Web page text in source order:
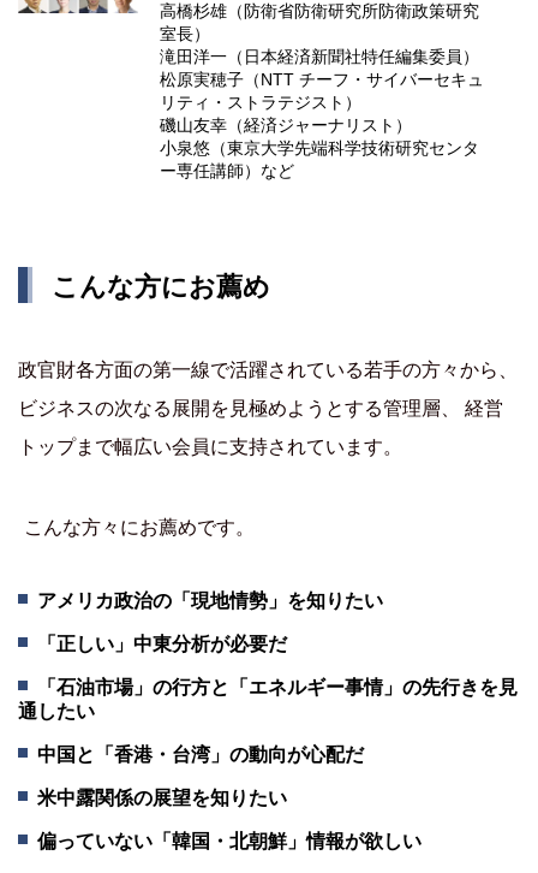
高橋杉雄（防衛省防衛研究所防衛政策研究
室長）
滝田洋一（日本経済新聞社特任編集委員）
松原実穂子（NTT チーフ・サイバーセキュ
リティ・ストラテジスト）
磯山友幸（経済ジャーナリスト）
小泉悠（東京大学先端科学技術研究センタ
ー専任講師）など
こんな方にお薦め
政官財各方面の第一線で活躍されている若手の方々から、
ビジネスの次なる展開を見極めようとする管理層、 経営
トップまで幅広い会員に支持されています。
こんな方々にお薦めです。
アメリカ政治の「現地情勢」を知りたい
「正しい」中東分析が必要だ
「石油市場」の行方と「エネルギー事情」の先行きを見
通したい
中国と「香港・台湾」の動向が心配だ
米中露関係の展望を知りたい
偏っていない「韓国・北朝鮮」情報が欲しい